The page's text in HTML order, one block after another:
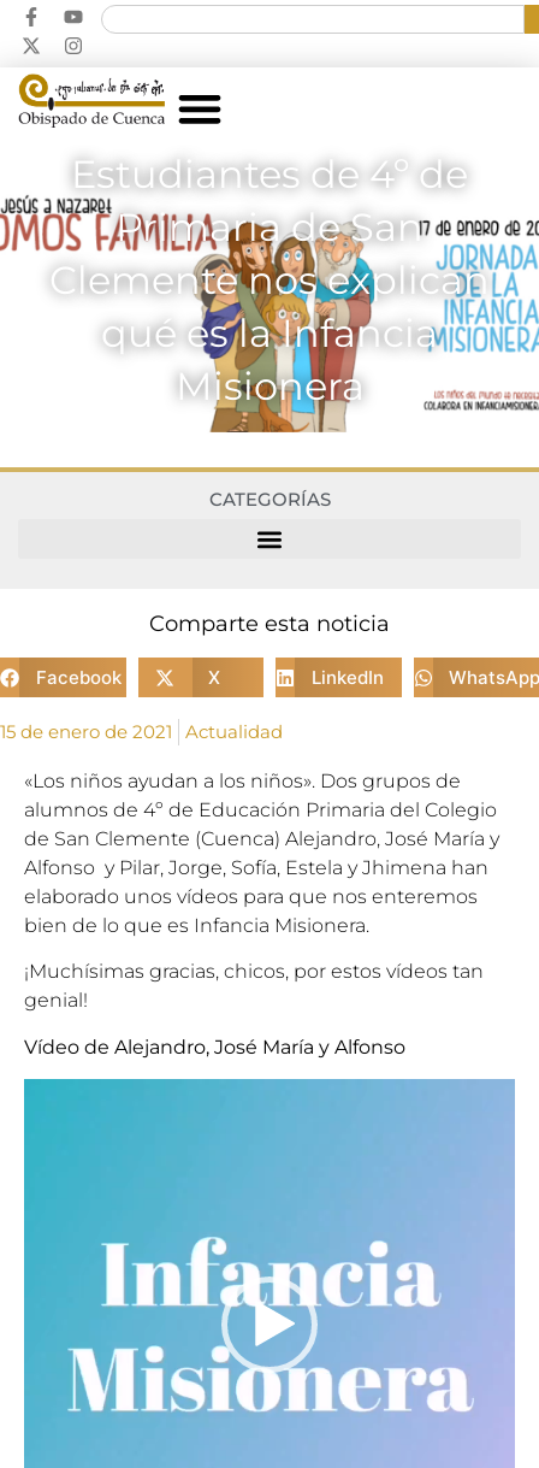
Estudiantes de 4º de
Primaria de San
Clemente nos explican
qué es la Infancia
Misionera
CATEGORÍAS
Comparte esta noticia
Facebook X LinkedIn WhatsApp
15 de enero de 2021 Actualidad
«Los niños ayudan a los niños». Dos grupos de
alumnos de 4º de Educación Primaria del Colegio
de San Clemente (Cuenca) Alejandro, José María y
Alfonso y Pilar, Jorge, Sofía, Estela y Jhimena han
elaborado unos vídeos para que nos enteremos
bien de lo que es Infancia Misionera.
¡Muchísimas gracias, chicos, por estos vídeos tan
genial!
Vídeo de Alejandro, José María y Alfonso